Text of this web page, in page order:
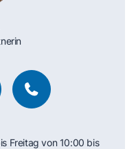
Freitag von 10:00 bis